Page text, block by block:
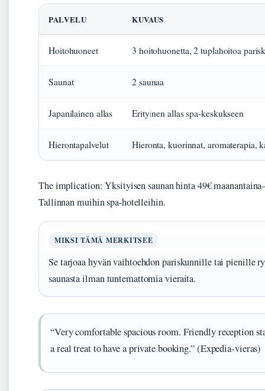
PALVELU KUVAUS
Hoitohuoneet 3 hoitohuonetta, 2 tuplahoitoa
Saunat 2 saunaa
Japanilainen allas Erityinen allas spa-keskukseen
Hierontapalvelut Hieronta, kuorinnat, aromaterapia,
The implication: Yksityisen saunan hinta 49€
Tallinnan muihin spa-hotelleihin.
MIKSI TÄMÄ MERKITSEE
Se tarjoaa hyvän vaihtoehdon pariskunnille tai pienille
saunasta ilman tuntemattomia vieraita.
“Very comfortable spacious room. Friendly reception
a real treat to have a private booking.” (Expedia-vieras)